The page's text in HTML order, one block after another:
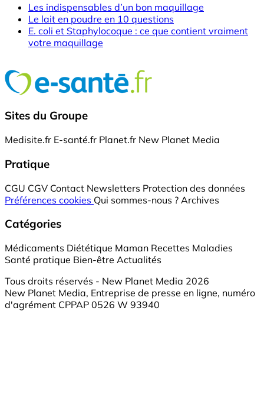
Les indispensables d’un bon maquillage
Le lait en poudre en 10 questions
E. coli et Staphylocoque : ce que contient vraiment
votre maquillage
Sites du Groupe
Medisite.fr E-santé.fr Planet.fr New Planet Media
Pratique
CGU CGV Contact Newsletters Protection des données
Préférences cookies Qui sommes-nous ? Archives
Catégories
Médicaments Diététique Maman Recettes Maladies
Santé pratique Bien-être Actualités
Tous droits réservés - New Planet Media 2026
New Planet Media, Entreprise de presse en ligne, numéro
d'agrément CPPAP 0526 W 93940